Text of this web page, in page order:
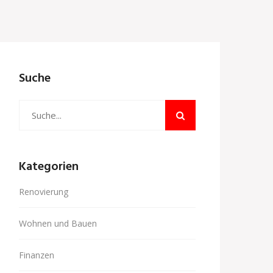
Suche
Kategorien
Renovierung
Wohnen und Bauen
Finanzen